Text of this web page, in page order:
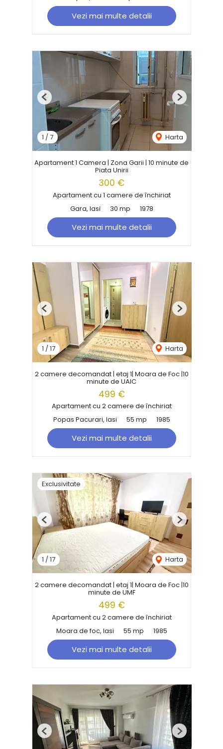
Vezi mai multe detalii
1 /7 Harta
Previous Next
Apartament 1 Camera | Zona Garii | 10 minute de
Piata Unirii
300 €
Apartament cu 1 camere de închiriat
Gara, Iasi
30 mp 1978
Vezi mai multe detalii
1 /17 Harta
Previous Next
2 camere decomandat | etaj 1| Moara de Foc |10
minute de UAIC
499 €
Apartament cu 2 camere de închiriat
Popas Pacurari, Iasi
55 mp 1985
Vezi mai multe detalii
Exclusivitate
1 / 17 Harta
Previous Next
2 camere decomandat | etaj 1| Moara de Foc |10
minute de UMF
499 €
Apartament cu 2 camere de închiriat
Moara de foc, Iasi
55 mp 1985
Vezi mai multe detalii
Previous Next